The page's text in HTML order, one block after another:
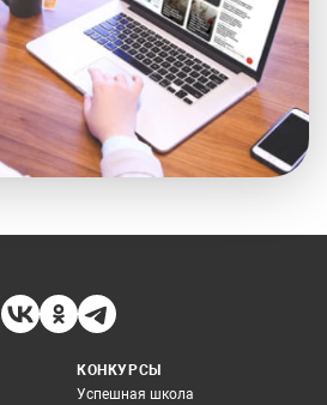
КОНКУРСЫ
Успешная школа